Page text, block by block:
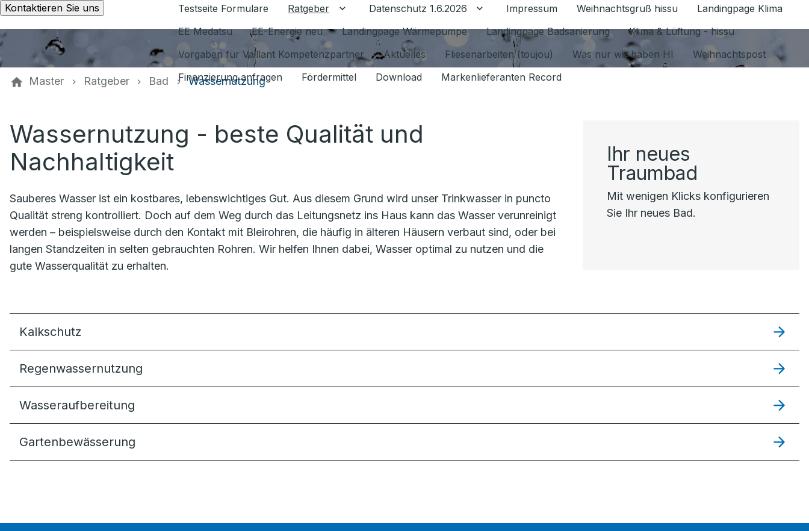
Kontaktieren Sie uns Testseite Formulare Ratgeber Untermenü für Ratgeber umschalten
Datenschutz 1.6.2026 Untermenü für Datenschutz 1.6.2026 umschalten
Impressum Weihnachtsgruß hissu
Landingpage Klima
EE Medatsu
EE-Energie neu Landingpage Wärmepumpe Landingpage Badsanierung
Klima & Lüftung - hissu
Vorgaben für Vaillant Kompetenzpartner
Aktuelles Fliesenarbeiten (toujou) Was nur wir haben HI
Weihnachtspost
Finanzierung anfragen
Fördermittel Download Markenlieferanten Record
Master Ratgeber Bad Wassernutzung
Wassernutzung - beste Qualität und
Nachhaltigkeit
Sauberes Wasser ist ein kostbares, lebenswichtiges Gut. Aus diesem Grund wird unser Trinkwasser in puncto
Qualität streng kontrolliert. Doch auf dem Weg durch das Leitungsnetz ins Haus kann das Wasser verunreinigt
werden – beispielsweise durch den Kontakt mit Bleirohren, die häufig in älteren Häusern verbaut sind, oder bei
langen Standzeiten in selten gebrauchten Rohren. Wir helfen Ihnen dabei, Wasser optimal zu nutzen und die
gute Wasserqualität zu erhalten.
Ihr neues
Traumbad
Mit wenigen Klicks konfigurieren
Sie Ihr neues Bad.
Kalkschutz
Regenwassernutzung
Wasseraufbereitung
Gartenbewässerung